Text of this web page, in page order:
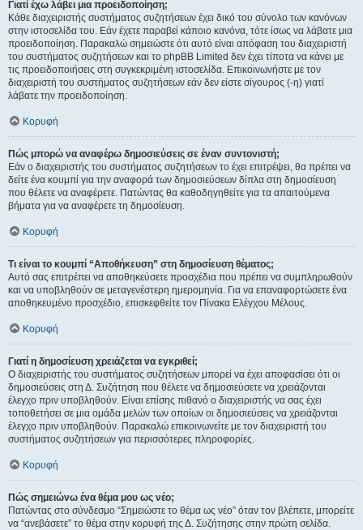
Γιατί έχω λάβει μια προειδοποίηση;
Κάθε διαχειριστής συστήματος συζητήσεων έχει δικό του σύνολο των κανόνων
στην ιστοσελίδα του. Εάν έχετε παραβεί κάποιο κανόνα, τότε ίσως να λάβατε μια
προειδοποίηση. Παρακαλώ σημειώστε ότι αυτό είναι απόφαση του διαχειριστή
του συστήματος συζητήσεων και το phpBB Limited δεν έχει τίποτα να κάνει με
τις προειδοποιήσεις στη συγκεκριμένη ιστοσελίδα. Επικοινωνήστε με τον
διαχειριστή του συστήματος συζητήσεων εάν δεν είστε σίγουρος (-η) γιατί
λάβατε την προειδοποίηση.
Κορυφή
Πώς μπορώ να αναφέρω δημοσιεύσεις σε έναν συντονιστή;
Εάν ο διαχειριστής του συστήματος συζητήσεων το έχει επιτρέψει, θα πρέπει να
δείτε ένα κουμπί για την αναφορά των δημοσιεύσεων δίπλα στη δημοσίευση
που θέλετε να αναφέρετε. Πατώντας θα καθοδηγηθείτε για τα απαιτούμενα
βήματα για να αναφέρετε τη δημοσίευση.
Κορυφή
Τι είναι το κουμπί “Αποθήκευση” στη δημοσίευση θέματος;
Αυτό σας επιτρέπει να αποθηκεύσετε προσχέδια που πρέπει να συμπληρωθούν
και να υποβληθούν σε μεταγενέστερη ημερομηνία. Για να επαναφορτώσετε ένα
αποθηκευμένο προσχέδιο, επισκεφθείτε τον Πίνακα Ελέγχου Μέλους.
Κορυφή
Γιατί η δημοσίευση χρειάζεται να εγκριθεί;
Ο διαχειριστής του συστήματος συζητήσεων μπορεί να έχει αποφασίσει ότι οι
δημοσιεύσεις στη Δ. Συζήτηση που θέλετε να δημοσιεύσετε να χρειάζονται
έλεγχο πριν υποβληθούν. Είναι επίσης πιθανό ο διαχειριστής να σας έχει
τοποθετήσει σε μια ομάδα μελών των οποίων οι δημοσιεύσεις να χρειάζονται
έλεγχο πριν υποβληθούν. Παρακαλώ επικοινωνείτε με τον διαχειριστή του
συστήματος συζητήσεων για περισσότερες πληροφορίες.
Κορυφή
Πώς σημειώνω ένα θέμα μου ως νέο;
Πατώντας στο σύνδεσμο “Σημειώστε το θέμα ως νέο” όταν τον βλέπετε, μπορείτε
να “ανεβάσετε” το θέμα στην κορυφή της Δ. Συζήτησης στην πρώτη σελίδα.